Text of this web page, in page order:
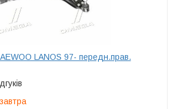
LANOS 97- передн.прав.